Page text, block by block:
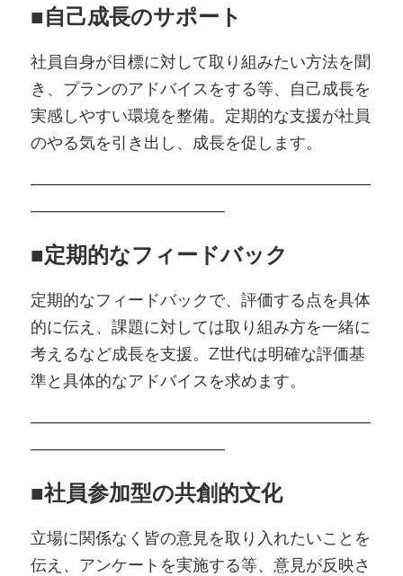
■自己成長のサポート
社員自身が目標に対して取り組みたい方法を聞
き、プランのアドバイスをする等、自己成長を
実感しやすい環境を整備。定期的な支援が社員
のやる気を引き出し、成長を促します。
―――――――――――――――――――――
――――――――――――
■定期的なフィードバック
定期的なフィードバックで、評価する点を具体
的に伝え、課題に対しては取り組み方を一緒に
考えるなど成長を支援。Z世代は明確な評価基
準と具体的なアドバイスを求めます。
―――――――――――――――――――――
――――――――――――
■社員参加型の共創的文化
立場に関係なく皆の意見を取り入れたいことを
伝え、アンケートを実施する等、意見が反映さ